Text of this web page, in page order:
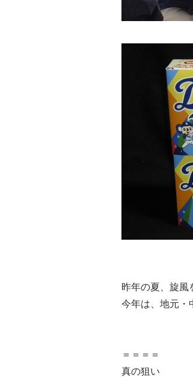
昨年の夏、旋風
今年は、地元・
＝＝＝＝
真の狙い